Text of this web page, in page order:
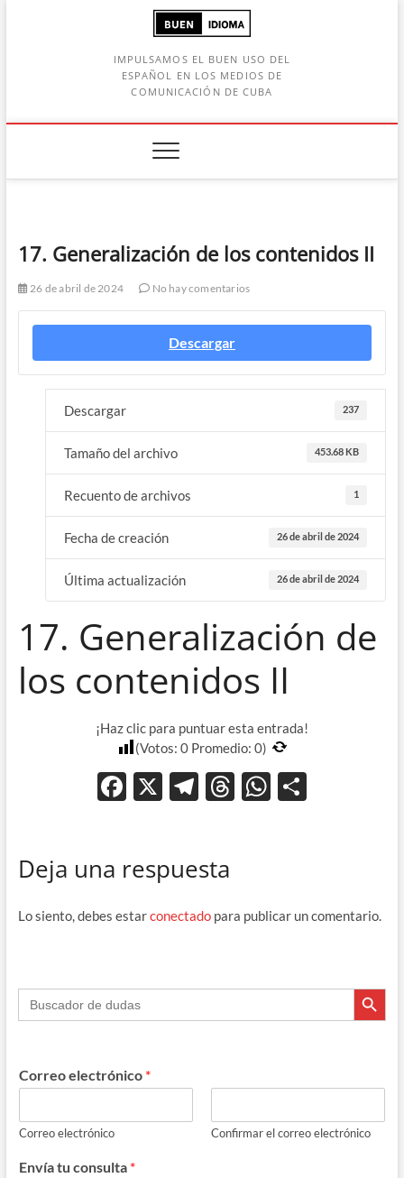
IMPULSAMOS EL BUEN USO DEL
ESPAÑOL EN LOS MEDIOS DE
COMUNICACIÓN DE CUBA
17. Generalización de los contenidos II
26 de abril de 2024 No hay comentarios
Descargar
Descargar 237
Tamaño del archivo 453.68 KB
Recuento de archivos 1
Fecha de creación 26 de abril de 2024
Última actualización 26 de abril de 2024
17. Generalización de
los contenidos II
¡Haz clic para puntuar esta entrada!
(Votos: 0Promedio: 0)
F
b
o
X T
gr
m
T
ds
W
p
ti
Deja una respuesta
Lo siento, debes estarconectadopara publicar un comentario.
Buscar: Botón de
Correo electrónico *
Correo electrónico Confirmar el correo electrónico
Envía tu consulta *